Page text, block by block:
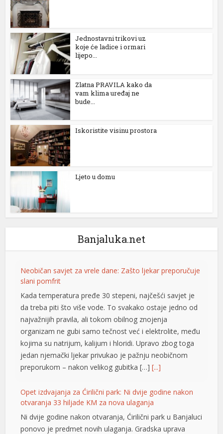
Jednostavni trikovi uz
koje će ladice i ormari
lijepo...
Zlatna PRAVILA kako da
vam klima uređaj ne
bude...
Iskoristite visinu prostora
Ljeto u domu
Banjaluka.net
Neobičan savjet za vrele dane: Zašto ljekar preporučuje
slani pomfrit
Kada temperatura pređe 30 stepeni, najčešći savjet je
da treba piti što više vode. To svakako ostaje jedno od
najvažnijih pravila, ali tokom obilnog znojenja
organizam ne gubi samo tečnost već i elektrolite, među
kojima su natrijum, kalijum i hloridi. Upravo zbog toga
jedan njemački ljekar privukao je pažnju neobičnom
preporukom – nakon velikog gubitka […][...]
Opet izdvajanja za Ćirilični park: Ni dvije godine nakon
otvaranja 33 hiljade KM za nova ulaganja
Ni dvije godine nakon otvaranja, Ćirilični park u Banjaluci
ponovo je predmet novih ulaganja. Gradska uprava